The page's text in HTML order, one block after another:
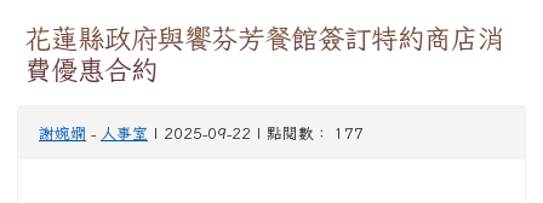
花蓮縣政府與饗芬芳餐館簽訂特約商店消
費優惠合約
謝婉嫻 - 人事室 | 2025-09-22 | 點閱數： 177